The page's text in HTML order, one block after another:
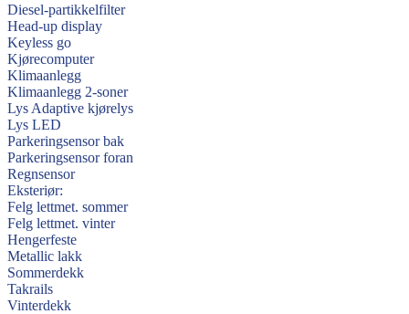
Diesel-partikkelfilter
Head-up display
Keyless go
Kjørecomputer
Klimaanlegg
Klimaanlegg 2-soner
Lys Adaptive kjørelys
Lys LED
Parkeringsensor bak
Parkeringsensor foran
Regnsensor
Eksteriør:
Felg lettmet. sommer
Felg lettmet. vinter
Hengerfeste
Metallic lakk
Sommerdekk
Takrails
Vinterdekk